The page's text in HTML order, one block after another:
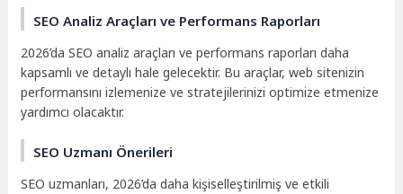
SEO Analiz Araçları ve Performans Raporları
2026’da SEO analiz araçları ve performans raporları daha
kapsamlı ve detaylı hale gelecektir. Bu araçlar, web sitenizin
performansını izlemenize ve stratejilerinizi optimize etmenize
yardımcı olacaktır.
SEO Uzmanı Önerileri
SEO uzmanları, 2026’da daha kişiselleştirilmiş ve etkili